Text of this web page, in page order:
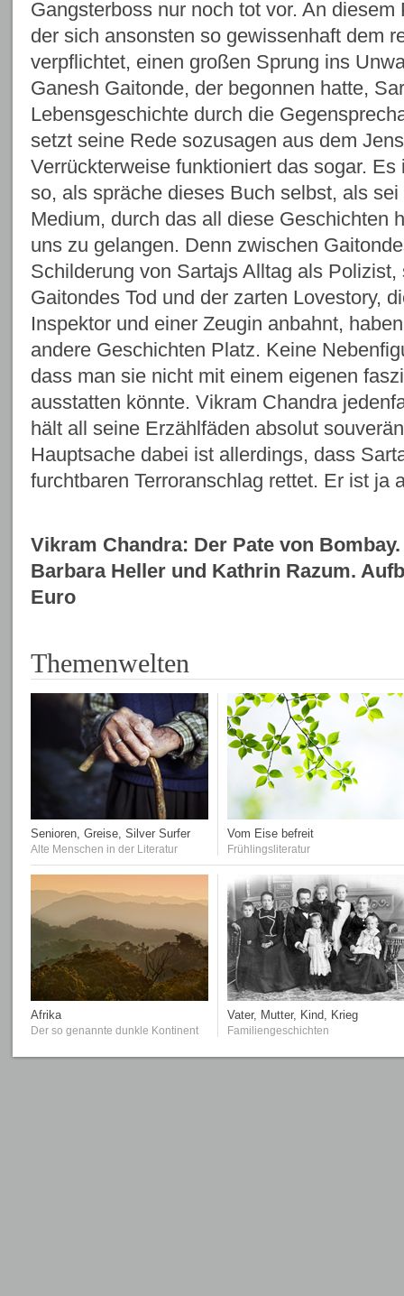
Gangsterboss nur noch tot vor. An
der sich ansonsten so gewissenhaft dem
verpflichtet, einen großen Sprung ins
Ganesh Gaitonde, der begonnen hatte,
Lebensgeschichte durch die
setzt seine Rede sozusagen aus dem
Verrückterweise funktioniert das sogar.
so, als spräche dieses Buch selbst, als
Medium, durch das all diese Geschichten
uns zu gelangen. Denn zwischen
Schilderung von Sartajs Alltag als
Gaitondes Tod und der zarten Lovestory,
Inspektor und einer Zeugin anbahnt,
andere Geschichten Platz. Keine
dass man sie nicht mit einem eigenen
ausstatten könnte. Vikram Chandra
hält all seine Erzählfäden absolut
Hauptsache dabei ist allerdings, dass
furchtbaren Terroranschlag rettet. Er ist ja
Vikram Chandra: Der Pate von
Barbara Heller und Kathrin Razum.
Euro
Themenwelten
Senioren, Greise, Silver Surfer
Alte Menschen in der Literatur
Vom Eise befreit
Frühlingsliteratur
Afrika
Der so genannte dunkle Kontinent
Vater, Mutter, Kind, Krieg
Familiengeschichten